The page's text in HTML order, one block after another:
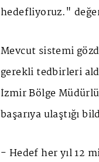
hedefliyoruz."
Mevcut sistemi
gerekli tedbirleri
İzmir Bölge
başarıya ulaştığı
- Hedef her yıl 12